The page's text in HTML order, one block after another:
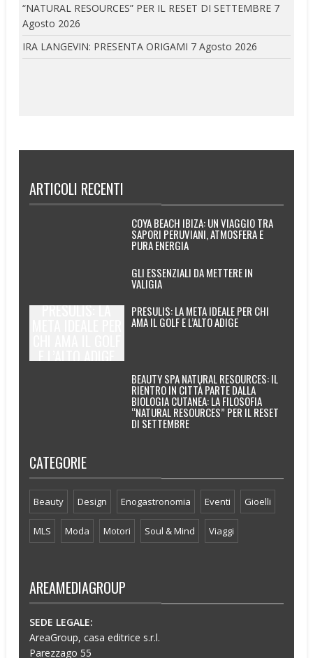
“NATURAL RESOURCES” PER IL RESET DI SETTEMBRE 7
Agosto 2026
IRA LANGEVIN: PRESENTA ORIGAMI 7 Agosto 2026
ARTICOLI RECENTI
COYA BEACH IBIZA: UN VIAGGIO TRA
SAPORI PERUVIANI, ATMOSFERA E
PURA ENERGIA
GLI ESSENZIALI DA METTERE IN
VALIGIA
PRESULIS: LA
E L’ALTO ADIGE
PRESULIS: LA META IDEALE PER CHI
AMA IL GOLF E L’ALTO ADIGE
BEAUTY SPA NATURAL RESOURCES: IL
RIENTRO IN CITTÀ PARTE DALLA
BIOLOGIA CUTANEA: LA FILOSOFIA
“NATURAL RESOURCES” PER IL RESET
DI SETTEMBRE
CATEGORIE
Beauty Design Enogastronomia Eventi Gioelli
MLS Moda Motori Soul & Mind Viaggi
AREAMEDIAGROUP
SEDE LEGALE:
AreaGroup, casa editrice s.r.l.
Parezzago 55